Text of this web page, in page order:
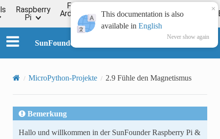
Raspberry
Pi
For
Arduino
ESP32
Online
Tutorial
Forum
SunFounder Kepler Kit for Raspberry Pi Pico W
MicroPython-Projekte 2.9 Fühle den Magnetismus
Bemerkung
Hallo und willkommen in der SunFounder Raspberry Pi &
This documentation is also
available in English
Never show again
×